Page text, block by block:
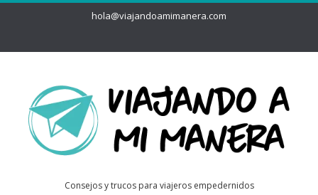
hola@viajandoamimanera.com
Consejos y trucos para viajeros empedernidos